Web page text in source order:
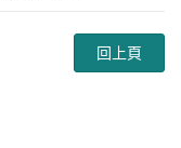
回上頁